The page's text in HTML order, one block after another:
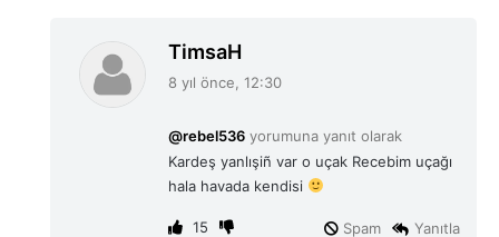
TimsaH
8 yıl önce, 12:30
@rebel536 yorumuna yanıt olarak
Kardeş yanlışiñ var o uçak Recebim uçağı
hala havada kendisi
15 Yanıtla
Spam